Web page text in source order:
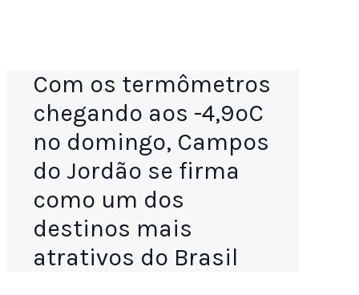
Com os termômetros
chegando aos -4,9ºC
no domingo, Campos
do Jordão se firma
como um dos
destinos mais
atrativos do Brasil